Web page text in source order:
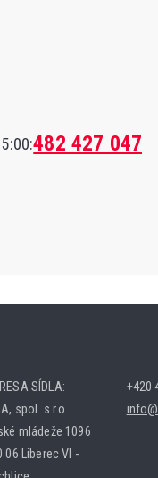
482 427 047
SÍDLA:
spol. s r.o.
mládeže 1096
06 Liberec VI -
+420